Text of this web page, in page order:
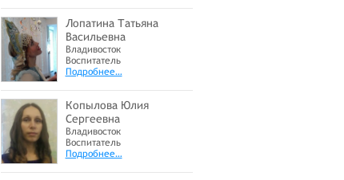
Лопатина Татьяна
Васильевна
Владивосток
Воспитатель
Подробнее…
Копылова Юлия
Сергеевна
Владивосток
Воспитатель
Подробнее…